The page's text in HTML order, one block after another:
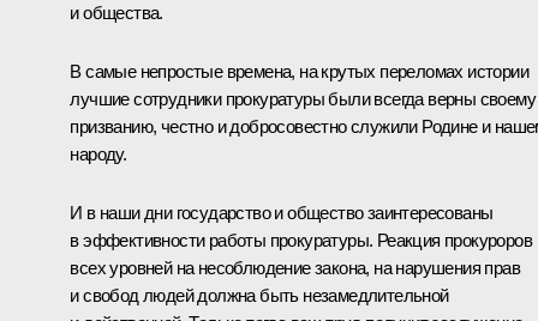
и общества.
В самые непростые времена, на крутых переломах истории
лучшие сотрудники прокуратуры были всегда верны своему
призванию, честно и добросовестно служили Родине и
народу.
И в наши дни государство и общество заинтересованы
в эффективности работы прокуратуры. Реакция прокуроров
всех уровней на несоблюдение закона, на нарушения прав
и свобод людей должна быть незамедлительной